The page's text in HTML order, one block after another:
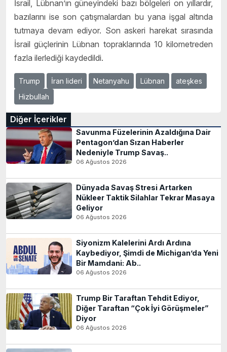
İsrail, Lübnan’ın güneyindeki bazı bölgeleri on yıllardır,
bazılarını ise son çatışmalardan bu yana işgal altında
tutmaya devam ediyor. Son askeri harekat sırasında
İsrail güçlerinin Lübnan topraklarında 10 kilometreden
fazla ilerlediği kaydedildi.
Trump İran lideri Netanyahu Lübnan
ateşkes
Hizbullah
Diğer İçerikler
Savunma Füzelerinin Azaldığına Dair
Pentagon’dan Sızan Haberler
Nedeniyle Trump Savaş..
06 Ağustos 2026
Dünyada Savaş Stresi Artarken
Nükleer Taktik Silahlar Tekrar Masaya
Geliyor
06 Ağustos 2026
Siyonizm Kalelerini Ardı Ardına
Kaybediyor, Şimdi de Michigan’da Yeni
Bir Mamdani: Ab..
06 Ağustos 2026
Trump Bir Taraftan Tehdit Ediyor,
Diğer Taraftan “Çok İyi Görüşmeler”
Diyor
06 Ağustos 2026